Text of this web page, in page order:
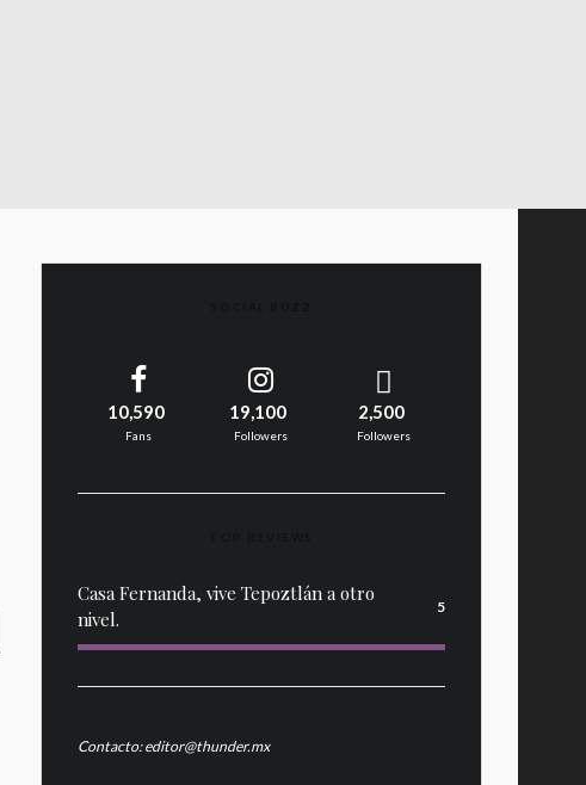
10,590
Fans
19,100
Followers
2,500
Followers
Casa Fernanda, vive Tepoztlán a otro
nivel.
5
Contacto: editor@thunder.mx